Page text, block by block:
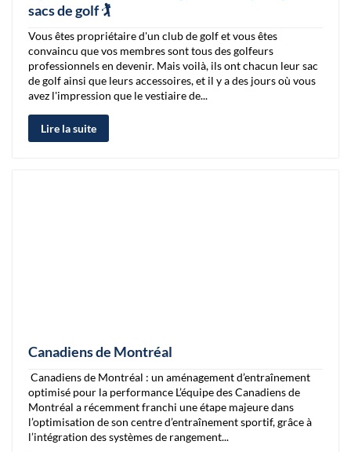
sacs de golf 🏌️
Vous êtes propriétaire d'un club de golf et vous êtes
convaincu que vos membres sont tous des golfeurs
professionnels en devenir. Mais voilà, ils ont chacun leur sac
de golf ainsi que leurs accessoires, et il y a des jours où vous
avez l'impression que le vestiaire de...
Lire la suite
Canadiens de Montréal
Canadiens de Montréal : un aménagement d’entraînement
optimisé pour la performance L’équipe des Canadiens de
Montréal a récemment franchi une étape majeure dans
l’optimisation de son centre d’entraînement sportif, grâce à
l’intégration des systèmes de rangement...